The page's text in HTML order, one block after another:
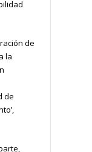
de
la
de